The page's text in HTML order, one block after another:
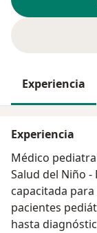
Experiencia
Experiencia
Médico
Salud del Niño -
capacitada
pacientes
hasta